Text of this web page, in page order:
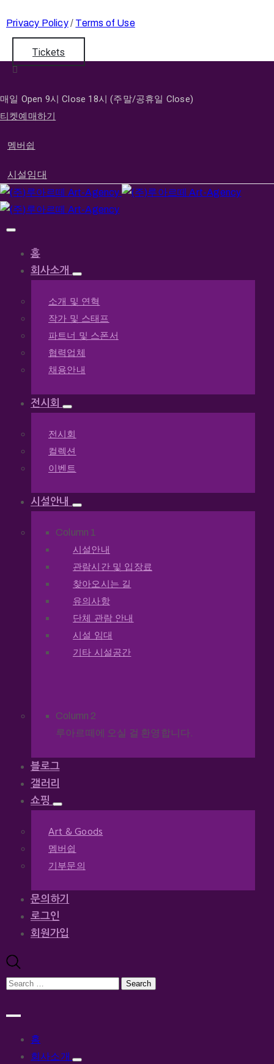
Privacy Policy/ Terms of Use
Tickets
매일 Open 9시 Close 18시 (주말/공휴일 Close)
티켓예매하기
멤버쉽
시설임대
홈
회사소개
소개 및 연혁
작가 및 스태프
파트너 및 스폰서
협력업체
채용안내
전시회
전시회
컬렉션
이벤트
시설안내
Column 1
시설안내
관람시간 및 입장료
찾아오시는 길
유의사항
단체 관람 안내
시설 임대
기타 시설공간
Column 2
루아르떼에 오실 걸 환영합니다.
블로그
갤러리
쇼핑
Art & Goods
멤버쉽
기부문의
문의하기
로그인
회원가입
홈
회사소개